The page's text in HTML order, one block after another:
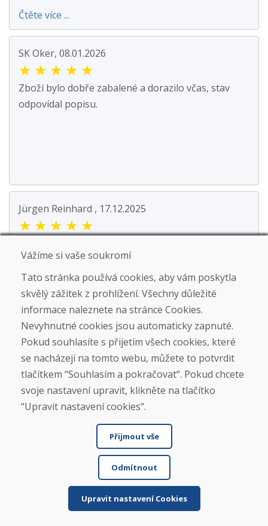
Čtěte více ...
SK Oker, 08.01.2026
★ ★ ★ ★ ★
Zboží bylo dobře zabalené a dorazilo včas, stav
odpovídal popisu.
Jürgen Reinhard , 17.12.2025
★ ★ ★ ★ ★
je do čtyř pracovních dnů. Lyže jsou použité...
Čtěte více ...
Zobrazit více recenzí >
Napsat recenzi
Vážíme si vaše soukromí
Tato stránka používá cookies, aby vám poskytla
skvělý zážitek z prohlížení. Všechny důležité
informace naleznete na stránce Cookies.
Nevyhnutné cookies jsou automaticky zapnuté.
Pokud souhlasíte s přijetím všech cookies, které
se nacházejí na tomto webu, můžete to potvrdit
tlačítkem “Souhlasím a pokračovat“. Pokud chcete
svoje nastavení upravit, klikněte na tlačítko
“Upravit nastavení cookies“.
Přijmout vše
Odmítnout
Upravit nastavení Cookies